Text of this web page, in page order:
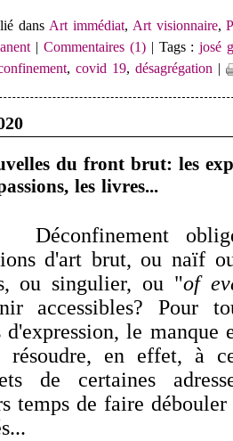
dansArt immédiat, Art visionnaire,
|Commentaires (1)| Tags :josé
,covid 19, désagrégation|
du front brut: les
les livres...
Déconfinement
d'art brut, ou naïf
ou singulier, ou "of
accessibles? Pour
d'expression, le manque
résoudre, en effet, à
de certaines
temps de faire